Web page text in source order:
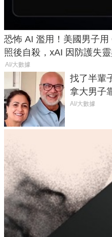
恐怖 AI 濫用！美國男子
照後自殺，xAI 因防護失
AI/大數據
找了半輩
拿大男子
50年家人
AI/大數據